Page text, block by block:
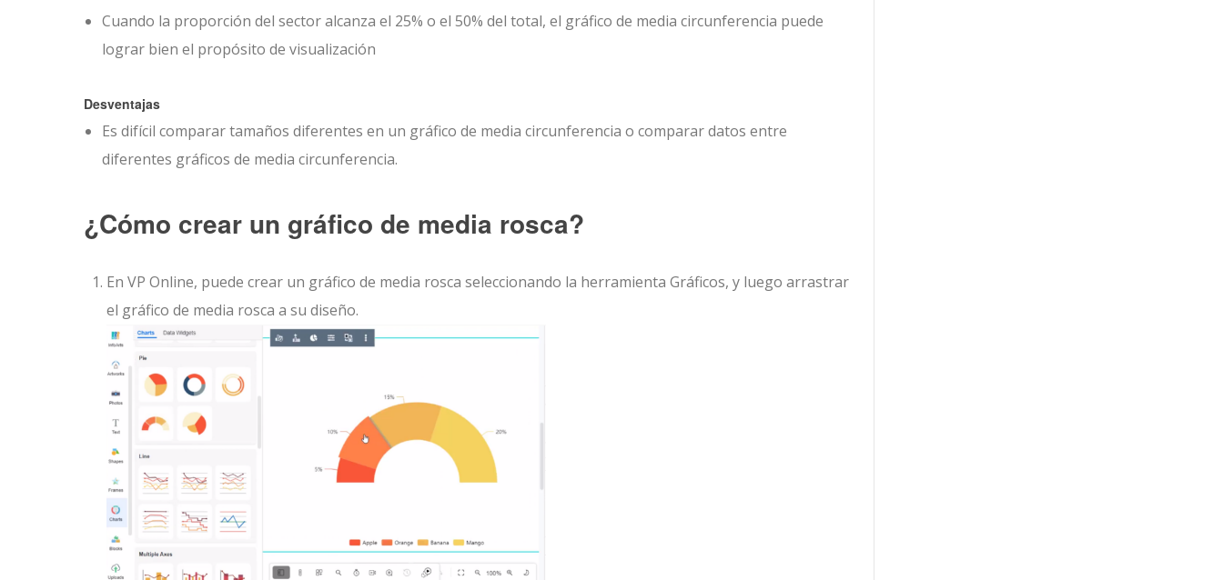
Cuando la proporción del sector alcanza el 25% o el 50% del total, el gráfico de media circunferencia puede
lograr bien el propósito de visualización
Desventajas
Es difícil comparar tamaños diferentes en un gráfico de media circunferencia o comparar datos entre
diferentes gráficos de media circunferencia.
¿Cómo crear un gráfico de media rosca?
En VP Online, puede crear un gráfico de media rosca seleccionando la herramienta Gráficos, y luego arrastrar
el gráfico de media rosca a su diseño.